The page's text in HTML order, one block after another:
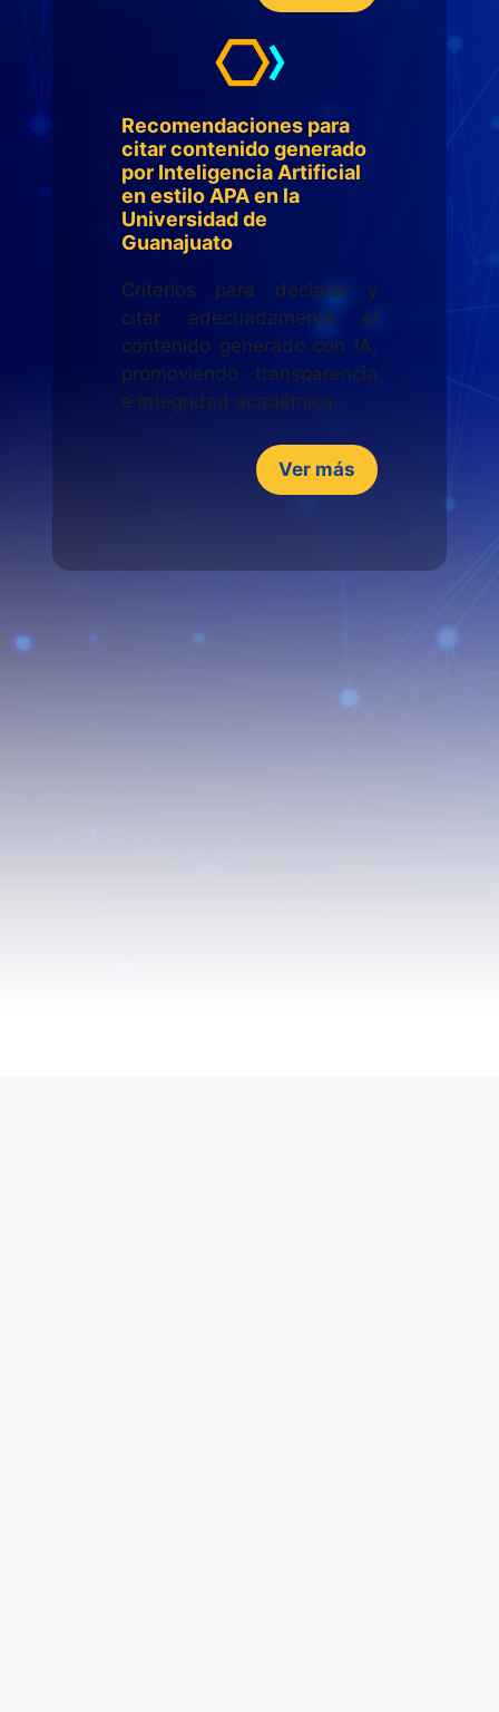
Recomendaciones para
citar contenido generado
por Inteligencia Artificial
en estilo APA en la
Universidad de
Guanajuato
Criterios para declarar y
citar adecuadamente el
contenido generado con IA,
promoviendo transparencia
e integridad académica.
Ver más